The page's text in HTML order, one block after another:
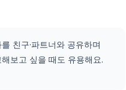
친구·파트너와 공유하며
해보고 싶을 때도 유용해요.